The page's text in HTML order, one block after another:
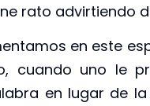
rato advirtiendo
en este
cuando uno le
en lugar de